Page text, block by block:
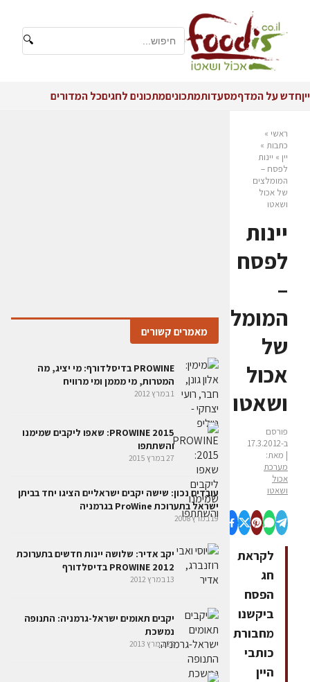
🔍
ייןחדש על המדףמסעדותמתכוניםמתכונים לחגיםכל המדורים
ראשי »
כתבות »
יין » יינות
לפסח –
המומלצים
של אכול
ושאטו
יינות
לפסח
–
המומלצים
של
אכול
ושאטו
פורסם
ב-17.3.2012
| מאת:
מערכת
אכול
ושאטו
לקראת
חג
הפסח
ביקשנו
מחבורת
כותבי
היין
מאמרים קשורים
PROWINE בדיסלדורף: מי יציג, מה
המטרות, מי מממן ומי מרוויח
1 במרץ 2012
PROWINE 2015: שאפו ליקבים שמימנו
והשתתפו
27 במרץ 2015
עובדים נכון: שישה יקבים ישראליים הציגו יחד בביתן
ישראל בתערוכת ProWine בגרמניה
19 במרץ 2008
יקב אדיר: שלושה יינות חדשים בתערוכת
PROWINE 2012 בדיסלדורף
13 במרץ 2012
יקבים תאומים ישראל-גרמניה: התנופה
נמשכת
23 במרץ 2013